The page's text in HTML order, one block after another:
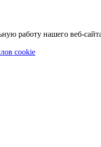
работу нашего веб-
cookie